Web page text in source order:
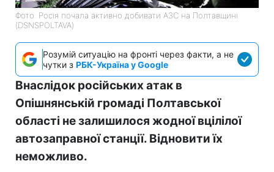
Фото: Росія почала активно добивати АЗС на Полтавщині
(DSNSPOLTAVA)
Розумій ситуацію на фронті через факти, а не
чутки з РБК-Україна у Google
Внаслідок російських атак в
Опішнянській громаді Полтавської
області не залишилося жодної вцілілої
автозаправної станції. Відновити їх
неможливо.